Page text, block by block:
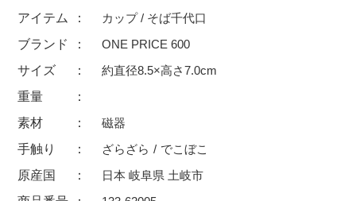
500円未満
1,500円〜
アイテム
カップ / そば千代口
ブランド
ONE PRICE 600
サイズ
約直径8.5×高さ7.0cm
重量
素材
磁器
手触り
ざらざら
でこぼこ
原産国
日本 岐阜県 土岐市